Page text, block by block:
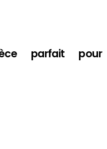
parfait pour